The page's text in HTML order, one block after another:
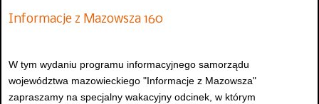
Informacje z Mazowsza 160
W tym wydaniu programu informacyjnego samorządu
województwa mazowieckiego "Informacje z Mazowsza"
zapraszamy na specjalny wakacyjny odcinek, w którym